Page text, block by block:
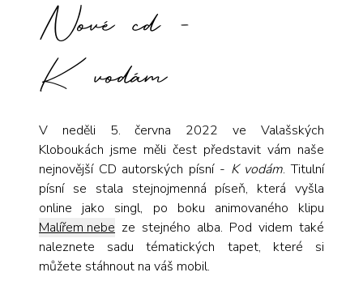
Nové cd -
K vodám
V neděli 5. června 2022 ve Valašských
Kloboukách jsme měli čest představit vám naše
nejnovější CD autorských písní - K vodám. Titulní
písní se stala stejnojmenná píseň, která vyšla
online jako singl, po boku animovaného klipu
Malířem nebe ze stejného alba. Pod videm také
naleznete sadu tématických tapet, které si
můžete stáhnout na váš mobil.